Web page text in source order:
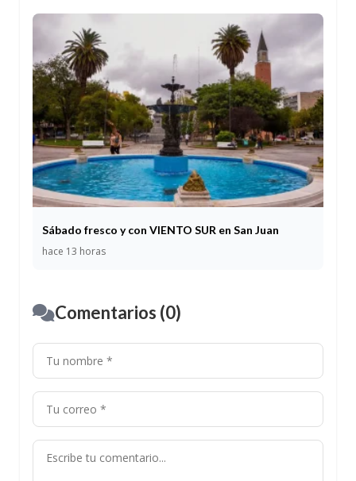
Sábado fresco y con VIENTO SUR en San Juan
hace 13 horas
Comentarios (0)